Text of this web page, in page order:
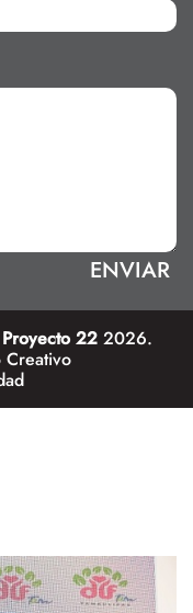
Proyecto 22 2026.
Creativo